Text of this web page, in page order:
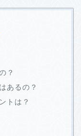
？
あるの？
トは？